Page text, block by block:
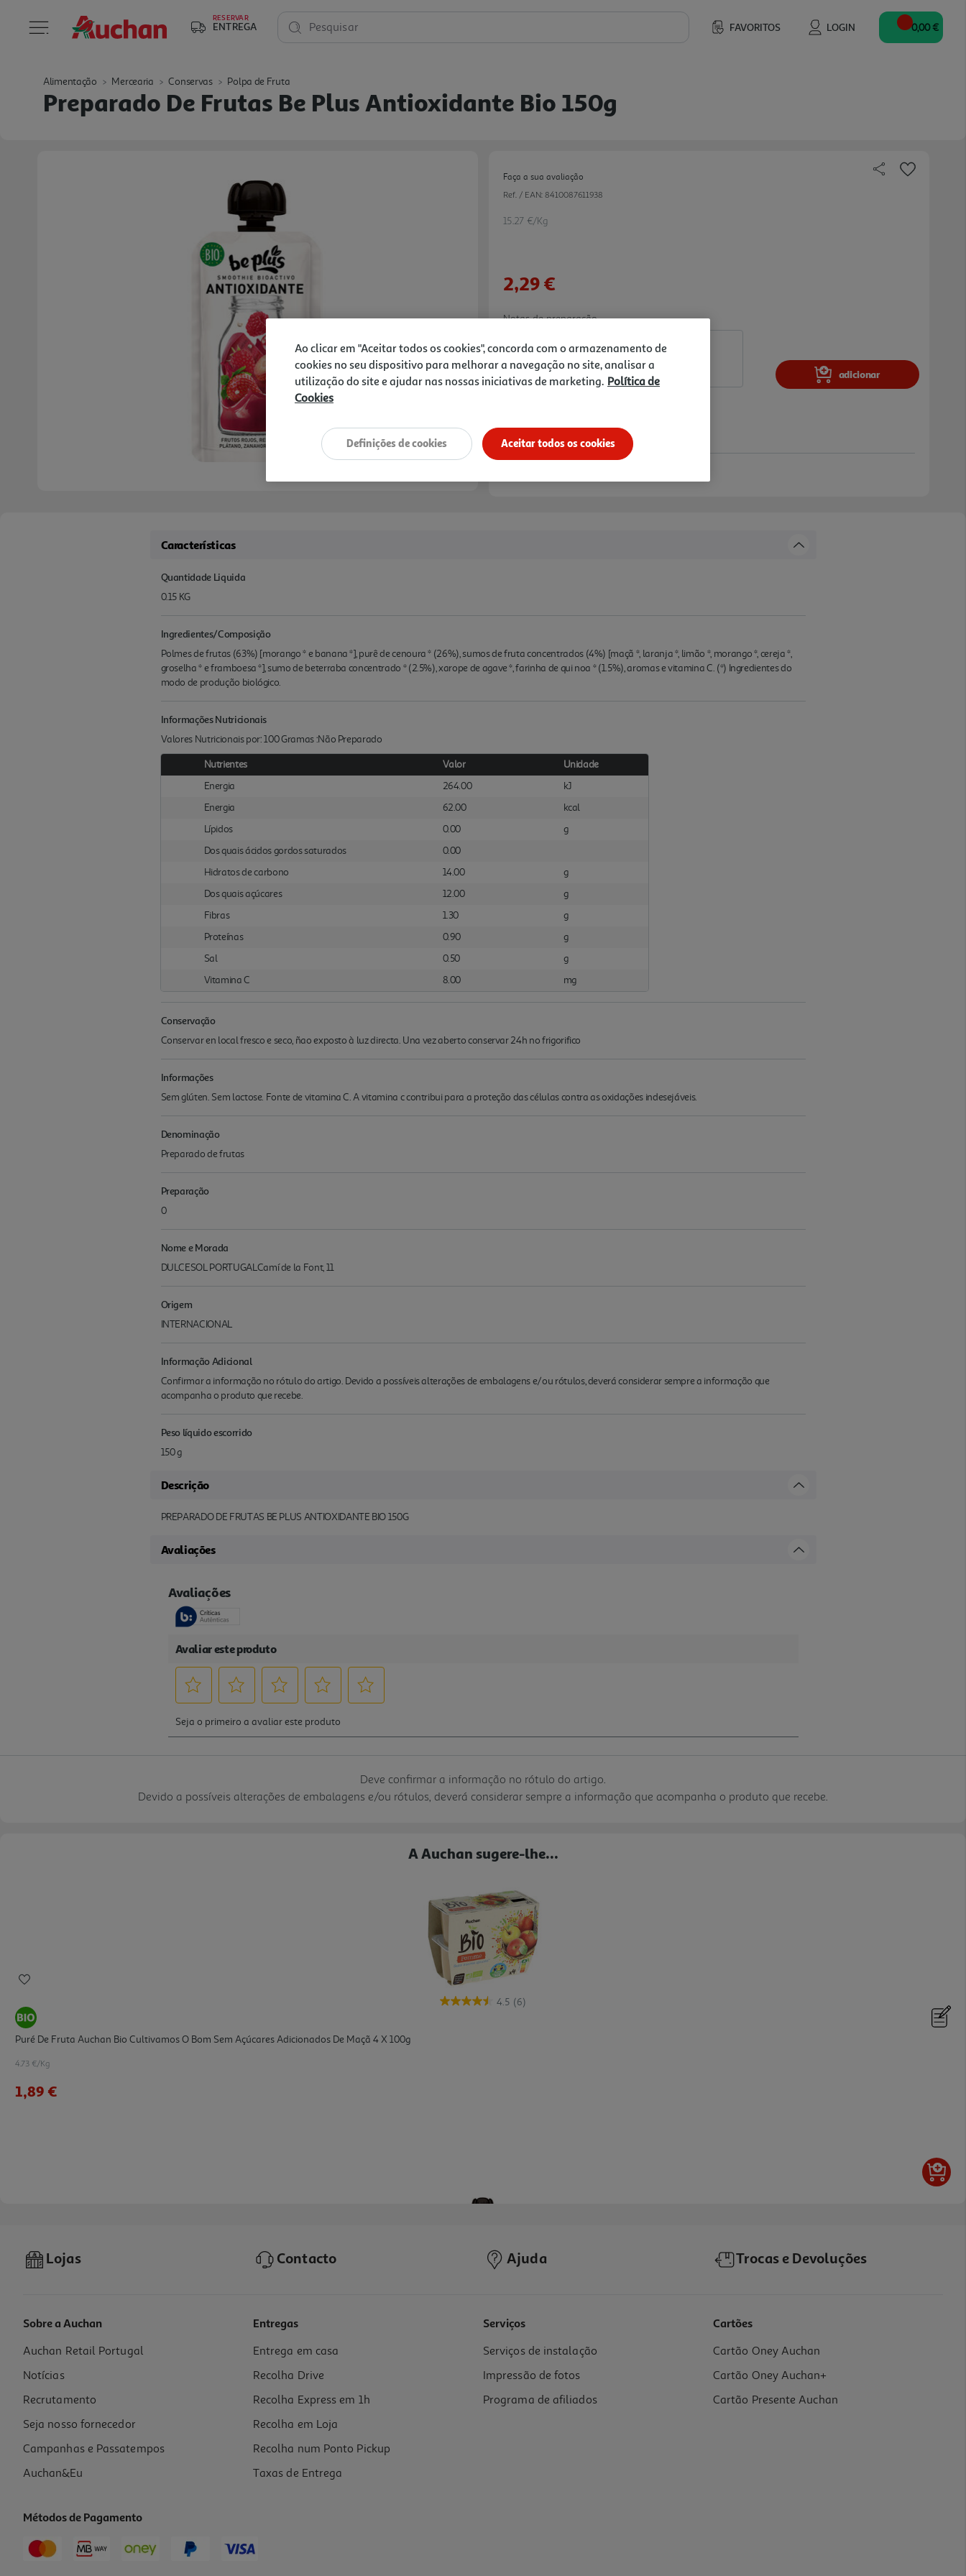
RESERVAR
ENTREGA FAVORITOS LOGIN
Pesquisar 0,00 €
Alimentação Mercearia Conservas Polpa de Fruta
Preparado De Frutas Be Plus Antioxidante Bio 150g
Faça a sua avaliação
Ref. / EAN: 8410087611938
15.27 €/Kg
2,29 €
Notas de preparação
adicionar
Características
Quantidade Liquida
0.15 KG
Ingredientes/Composição
Polmes de frutas (63%) [morango * e banana *], purê de cenoura * (26%), sumos de fruta concentrados (4%) [maçã *, laranja *, limão *, morango *, cereja *,
groselha * e framboesa *], sumo de beterraba concentrado * (2.5%), xarope de agave *, farinha de qui noa * (1.5%), aromas e vitamina C. (*) Ingredientes do
modo de produção biológico.
Informações Nutricionais
Valores Nutricionais por: 100 Gramas :Não Preparado
Nutrientes Valor
Unidade
Energia
264.00
kJ
Energia
62.00
kcal
Lípidos
0.00
g
Dos quais ácidos gordos saturados
0.00
Hidratos de carbono
14.00
g
Dos quais açúcares
12.00
g
Fibras
1.30
g
Proteínas
0.90
g
Sal
0.50
g
Vitamina C
8.00 mg
Conservação
Conservar en local fresco e seco, ñao exposto à luz directa. Una vez aberto conservar 24h no frigorifico
Informações
Sem glúten. Sem lactose. Fonte de vitamina C. A vitamina c contribui para a proteção das células contra as oxidações indesejáveis.
Denominação
Preparado de frutas
Preparação
0
Nome e Morada
DULCESOL PORTUGALCamí de la Font, 11
Origem
INTERNACIONAL
Informação Adicional
Confirmar a informação no rótulo do artigo. Devido a possíveis alterações de embalagens e/ou rótulos, deverá considerar sempre a informação que
acompanha o produto que recebe.
Peso líquido escorrido
150 g
Descrição
PREPARADO DE FRUTAS BE PLUS ANTIOXIDANTE BIO 150G
Avaliações
Deve confirmar a informação no rótulo do artigo.
Devido a possíveis alterações de embalagens e/ou rótulos, deverá considerar sempre a informação que acompanha o produto que recebe.
A Auchan sugere-lhe...
4.5 (6)
Puré De Fruta Auchan Bio Cultivamos O Bom Sem Açúcares Adicionados De Maçã 4 X 100g
4.73 €/Kg
1,89 €
Preparado De Frutas Be Plus Energizante Bio 150g
15.27 €/Kg
2,29 €
Lojas Contacto Ajuda Trocas e Devoluções
Sobre a Auchan
Auchan Retail Portugal
Notícias
Recrutamento
Seja nosso fornecedor
Campanhas e Passatempos
Auchan&Eu
Entregas
Entrega em casa
Recolha Drive
Recolha Express em 1h
Recolha em Loja
Recolha num Ponto Pickup
Taxas de Entrega
Serviços
Serviços de instalação
Impressão de fotos
Programa de afiliados
Cartões
Cartão Oney Auchan
Cartão Oney Auchan+
Cartão Presente Auchan
Métodos de Pagamento
Ao clicar em "Aceitar todos os cookies", concorda com o armazenamento de
cookies no seu dispositivo para melhorar a navegação no site, analisar a
utilização do site e ajudar nas nossas iniciativas de marketing. Política de
Cookies
Aceitar todos os cookies
Definições de cookies